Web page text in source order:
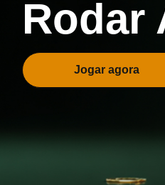
Rodar
Jogar agora